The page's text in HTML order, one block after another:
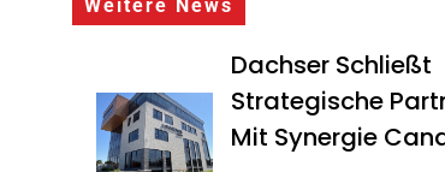
Weitere News
Dachser Schließt
Strategische
Mit Synergie